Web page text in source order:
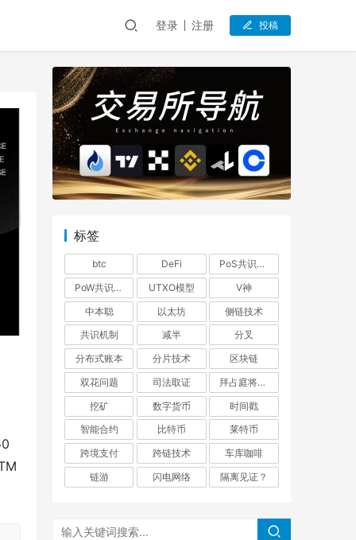
登录 注册 投稿
标签
btc DeFi
PoS共识机制
PoW共识机制
UTXO模型
V神
中本聪
以太坊
侧链技术
共识机制
减半
分叉
分布式账本
分片技术
区块链
双花问题
司法取证
拜占庭将军问题
挖矿
数字货币
时间戳
智能合约
比特币
莱特币
跨境支付
跨链技术
车库咖啡
链游
闪电网络 隔离见证？